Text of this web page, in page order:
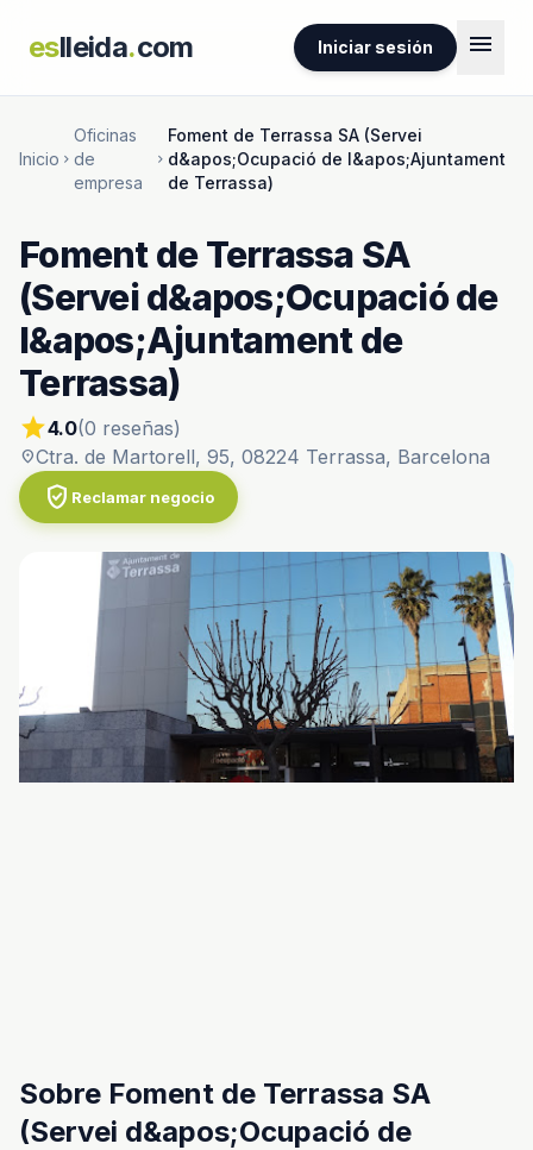
eslleida.com Iniciar sesión menu
Inicio chevron_right
Oficinas
de
empresa
chevron_right
Foment de Terrassa SA (Servei
d&apos;Ocupació de l&apos;Ajuntament
de Terrassa)
Foment de Terrassa SA
(Servei d&apos;Ocupació de
l&apos;Ajuntament de
Terrassa)
star4.0(0 reseñas)
location_onCtra. de Martorell, 95, 08224 Terrassa, Barcelona
verified_user Reclamar negocio
Sobre Foment de Terrassa SA
(Servei d&apos;Ocupació de